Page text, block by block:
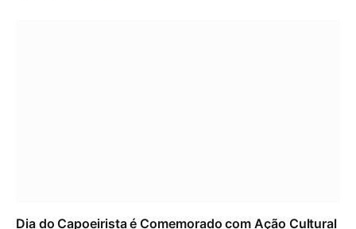
Dia do Capoeirista é Comemorado com Ação Cultural